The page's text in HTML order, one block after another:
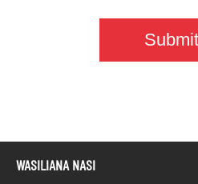
WASILIANA NASI